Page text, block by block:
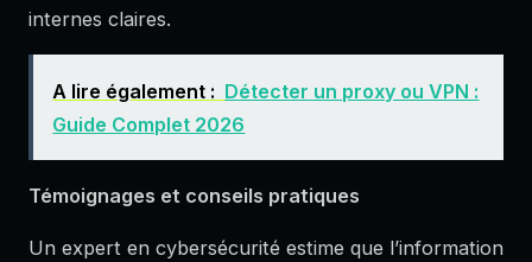
internes claires.
A lire également : Détecter un proxy ou VPN :
Guide Complet 2026
Témoignages et conseils pratiques
Un expert en cybersécurité estime que l’information